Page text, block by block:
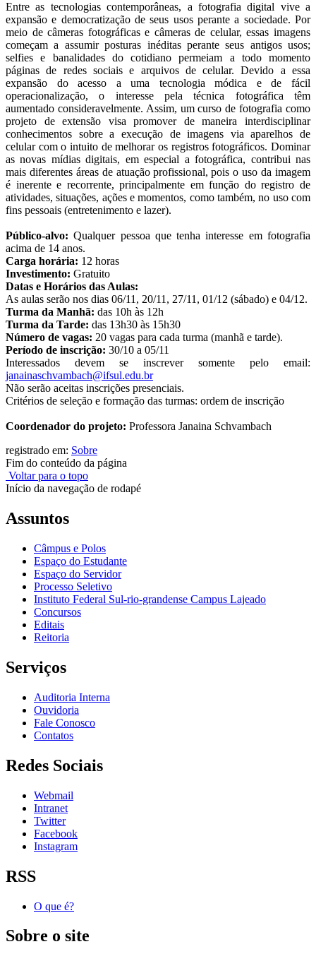
Entre as tecnologias contemporâneas, a fotografia digital vive a
expansão e democratização de seus usos perante a sociedade. Por
meio de câmeras fotográficas e câmeras de celular, essas imagens
começam a assumir posturas inéditas perante seus antigos usos;
selfies e banalidades do cotidiano permeiam a todo momento
páginas de redes sociais e arquivos de celular. Devido a essa
expansão do acesso a uma tecnologia módica e de fácil
operacionalização, o interesse pela técnica fotográfica têm
aumentado consideravelmente. Assim, um curso de fotografia como
projeto de extensão visa promover de maneira interdisciplinar
conhecimentos sobre a execução de imagens via aparelhos de
celular com o intuito de melhorar os registros fotográficos. Dominar
as novas mídias digitais, em especial a fotográfica, contribui nas
mais diferentes áreas de atuação profissional, pois o uso da imagem
é inerente e recorrente, principalmente em função do registro de
atividades, situações, ações e momentos, como também, no uso com
fins pessoais (entretenimento e lazer).
Público-alvo: Qualquer pessoa que tenha interesse em fotografia
acima de 14 anos.
Carga horária: 12 horas
Investimento: Gratuito
Datas e Horários das Aulas:
As aulas serão nos dias 06/11, 20/11, 27/11, 01/12 (sábado) e 04/12.
Turma da Manhã: das 10h às 12h
Turma da Tarde: das 13h30 às 15h30
Número de vagas: 20 vagas para cada turma (manhã e tarde).
Período de inscrição: 30/10 a 05/11
Interessados devem se inscrever somente pelo email:
janainaschvambach@ifsul.edu.br
Não serão aceitas inscrições presenciais.
Critérios de seleção e formação das turmas: ordem de inscrição
Coordenador do projeto: Professora Janaina Schvambach
registrado em: Sobre
Fim do conteúdo da página
Voltar para o topo
Início da navegação de rodapé
Assuntos
Câmpus e Polos
Espaço do Estudante
Espaço do Servidor
Processo Seletivo
Instituto Federal Sul-rio-grandense Campus Lajeado
Concursos
Editais
Reitoria
Serviços
Auditoria Interna
Ouvidoria
Fale Conosco
Contatos
Redes Sociais
Webmail
Intranet
Twitter
Facebook
Instagram
RSS
O que é?
Sobre o site